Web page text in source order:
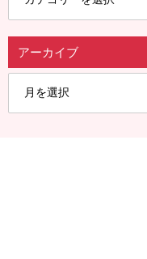
アーカイブ